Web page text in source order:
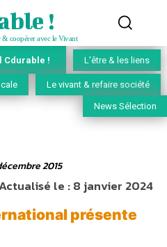
!
coopérer avec le Vivant
Cdurable ! L'être & les liens
Le vivant & refaire société
News Sélection
2015
le :8 janvier 2024
présente